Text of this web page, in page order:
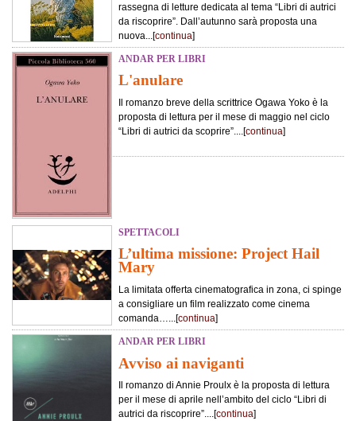
rassegna di letture dedicata al tema “Libri di autrici
da riscoprire”. Dall’autunno sarà proposta una
nuova...[continua]
ANDAR PER LIBRI
L'anulare
Il romanzo breve della scrittrice Ogawa Yoko è la
proposta di lettura per il mese di maggio nel ciclo
“Libri di autrici da scoprire”....[continua]
SPETTACOLI
L’ultima missione: Project Hail
Mary
La limitata offerta cinematografica in zona, ci spinge
a consigliare un film realizzato come cinema
comanda…...[continua]
ANDAR PER LIBRI
Avviso ai naviganti
Il romanzo di Annie Proulx è la proposta di lettura
per il mese di aprile nell’ambito del ciclo “Libri di
autrici da riscoprire”....[continua]